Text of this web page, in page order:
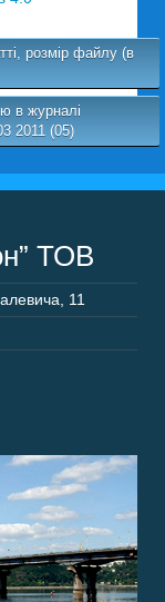
розмір файлу (в
в журналі
2011 (05)
ТОВ
11